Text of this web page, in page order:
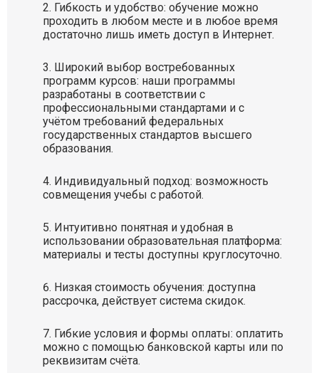
Гибкость и удобство: обучение можно
проходить в любом месте и в любое время
достаточно лишь иметь доступ в Интернет.
Широкий выбор востребованных
программ курсов: наши программы
разработаны в соответствии с
профессиональными стандартами и с
учётом требований федеральных
государственных стандартов высшего
образования.
Индивидуальный подход: возможность
совмещения учебы с работой.
Интуитивно понятная и удобная в
использовании образовательная платформа:
материалы и тесты доступны круглосуточно.
Низкая стоимость обучения: доступна
рассрочка, действует система скидок.
Гибкие условия и формы оплаты: оплатить
можно с помощью банковской карты или по
реквизитам счёта.